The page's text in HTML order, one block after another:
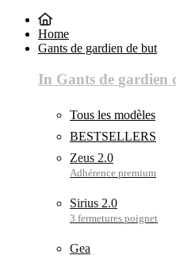
Home
Gants de gardien de but
In Gants de gardien
Tous les modèles
BESTSELLERS
Zeus 2.0
Sirius 2.0
Gea